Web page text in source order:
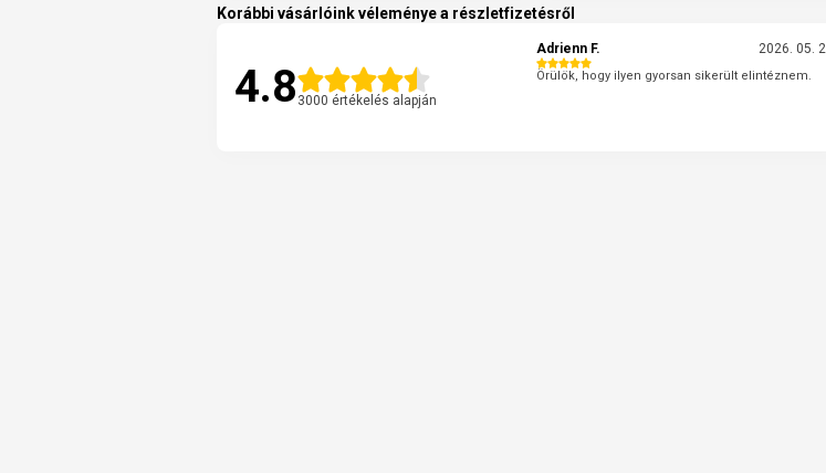
Korábbi vásárlóink véleménye a részletfizetésről
4.8 3000 értékelés alapján
Adrienn F. 2026. 05.
Örülök, hogy ilyen gyorsan sikerült elintéznem.